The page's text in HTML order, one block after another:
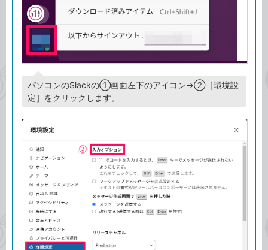
パソコンのSlackの①画面左下のアイコン→②［環境設
定］をクリックします。